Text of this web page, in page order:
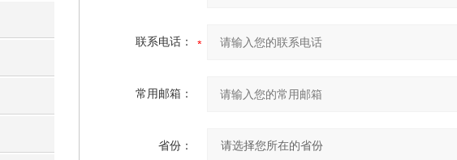
联系电话：
常用邮箱：
省份：